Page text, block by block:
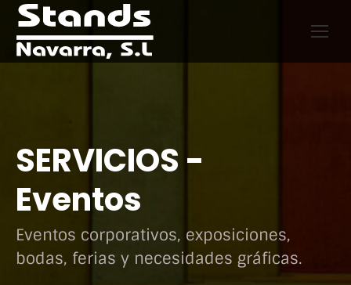
SERVICIOS -
Eventos
Eventos corporativos, exposiciones,
bodas, ferias y necesidades gráficas.